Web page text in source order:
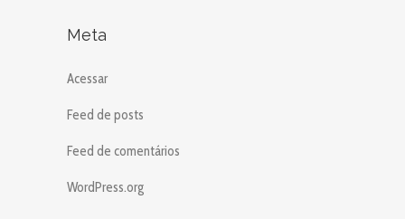
Meta
Acessar
Feed de posts
Feed de comentários
WordPress.org